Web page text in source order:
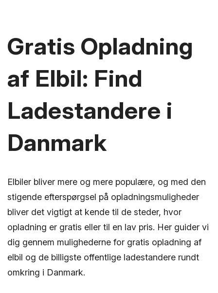
Gratis Opladning
af Elbil: Find
Ladestandere i
Danmark
Elbiler bliver mere og mere populære, og med den
stigende efterspørgsel på opladningsmuligheder
bliver det vigtigt at kende til de steder, hvor
opladning er gratis eller til en lav pris. Her guider vi
dig gennem mulighederne for gratis opladning af
elbil og de billigste offentlige ladestandere rundt
omkring i Danmark.